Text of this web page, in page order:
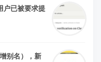
户已被要求提
别名），新